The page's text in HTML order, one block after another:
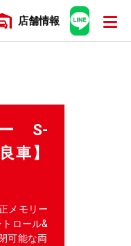
店舗情報
ー S-
車】
メモリー
ロール&
可能な両